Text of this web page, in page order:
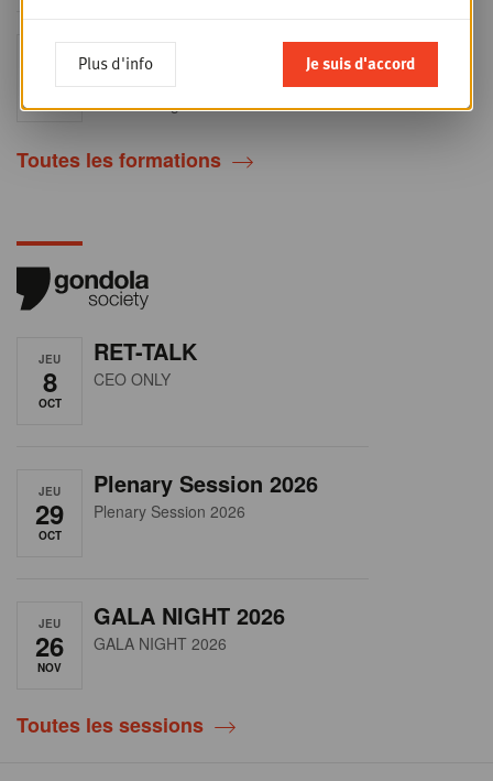
24
Sales & nego Summit
2026
Sales & Nego summit 2026
Toutes les formations
JEU
8
OCT
RET-TALK
CEO ONLY
JEU
29
OCT
Plenary Session 2026
Plenary Session 2026
JEU
26
NOV
GALA NIGHT 2026
GALA NIGHT 2026
Toutes les sessions
Plus d'info Je suis d'accord